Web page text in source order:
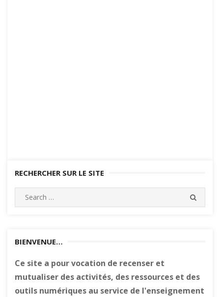
RECHERCHER SUR LE SITE
Search
for:
BIENVENUE…
Ce site a pour vocation de recenser et
mutualiser des activités, des ressources et des
outils numériques au service de l'enseignement